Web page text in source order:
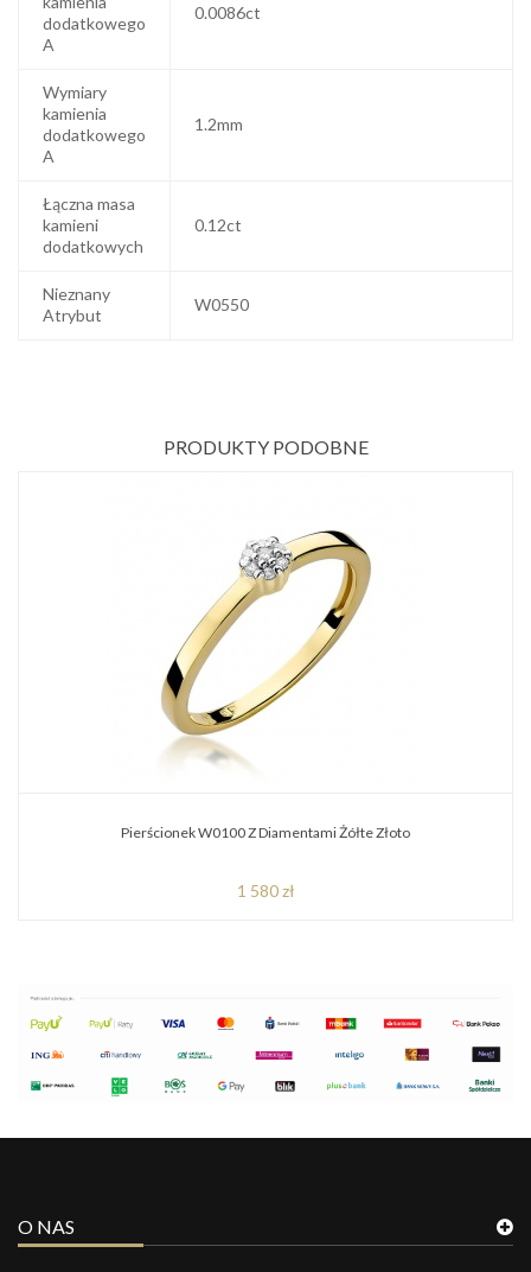
dodatkowego
A
0.0086ct
Wymiary
kamienia
dodatkowego
A
1.2mm
Łączna masa
kamieni
dodatkowych
0.12ct
Nieznany
Atrybut
W0550
PRODUKTY PODOBNE
Pierścionek W0100 Z Diamentami Żółte Złoto
1 580 zł
O NAS